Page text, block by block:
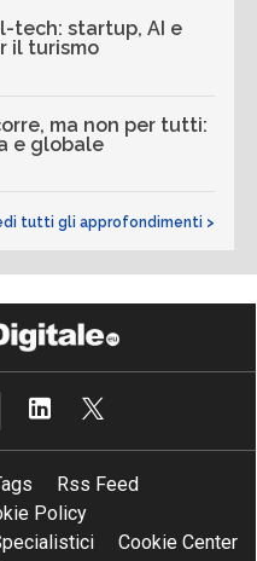
tech: startup, AI e
il turismo
ma non per tutti:
e globale
tutti gli approfondimenti >
Rss Feed
Policy
Cookie Center